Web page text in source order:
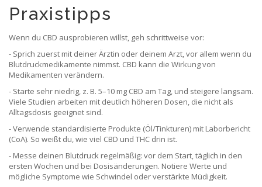
Praxistipps
Wenn du CBD ausprobieren willst, geh schrittweise vor:
- Sprich zuerst mit deiner Ärztin oder deinem Arzt, vor allem wenn du
Blutdruckmedikamente nimmst. CBD kann die Wirkung von
Medikamenten verändern.
- Starte sehr niedrig, z. B. 5–10 mg CBD am Tag, und steigere langsam.
Viele Studien arbeiten mit deutlich höheren Dosen, die nicht als
Alltagsdosis geeignet sind.
- Verwende standardisierte Produkte (Öl/Tinkturen) mit Laborbericht
(CoA). So weißt du, wie viel CBD und THC drin ist.
- Messe deinen Blutdruck regelmäßig: vor dem Start, täglich in den
ersten Wochen und bei Dosisänderungen. Notiere Werte und
mögliche Symptome wie Schwindel oder verstärkte Müdigkeit.